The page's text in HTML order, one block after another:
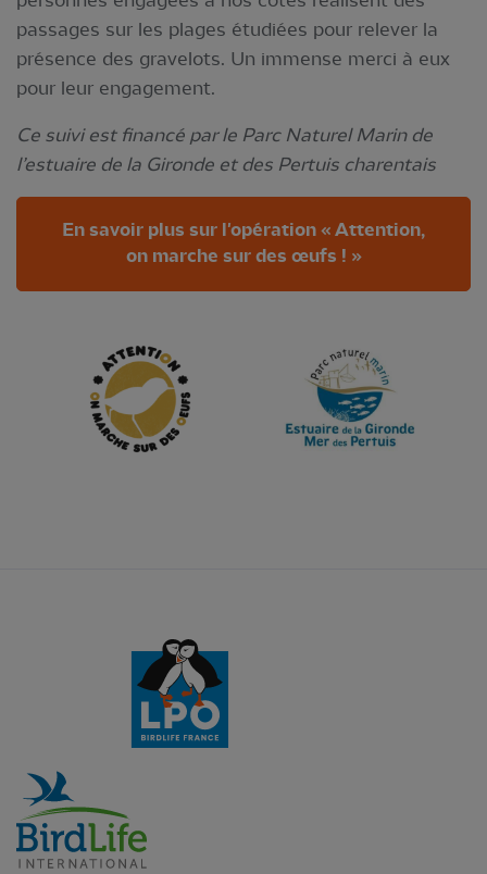
passages sur les plages étudiées pour relever la
présence des gravelots. Un immense merci à eux
pour leur engagement.
Ce suivi est financé par le Parc Naturel Marin de
l’estuaire de la Gironde et des Pertuis charentais
En savoir plus sur l'opération « Attention,
on marche sur des œufs ! »